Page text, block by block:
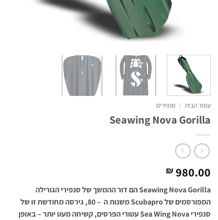
עמוד הבית / סנפירים
Seawing Nova Gorilla
₪ 980.00
Seawing Nova Gorilla הם דור ההמשך של סנפירי הגורילה
המפורסמים של Scubapro משנות ה – 80, גירסה מחודשת זו של
סנפירי Sea Wing Nova עטורי הפרסים, קשיחה מעט יותר – באופן